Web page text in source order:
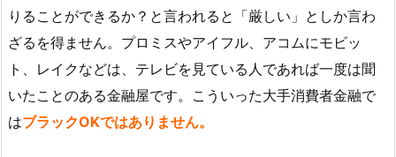
りることができるか？と言われると「厳しい」としか言わ
ざるを得ません。プロミスやアイフル、アコムにモビッ
ト、レイクなどは、テレビを見ている人であれば一度は聞
いたことのある金融屋です。こういった大手消費者金融で
はブラックOKではありません。